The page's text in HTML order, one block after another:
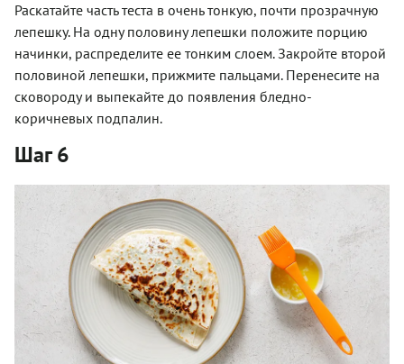
Раскатайте часть теста в очень тонкую, почти прозрачную
лепешку. На одну половину лепешки положите порцию
начинки, распределите ее тонким слоем. Закройте второй
половиной лепешки, прижмите пальцами. Перенесите на
сковороду и выпекайте до появления бледно-
коричневых подпалин.
Шаг 6